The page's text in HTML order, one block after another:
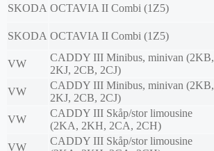
SKODA OCTAVIA II Combi (1Z5)
SKODA OCTAVIA II Combi (1Z5)
VW
CADDY III Minibus, minivan (2KB,
2KJ, 2CB, 2CJ)
VW
CADDY III Minibus, minivan (2KB,
2KJ, 2CB, 2CJ)
VW
CADDY III Skåp/stor limousine
(2KA, 2KH, 2CA, 2CH)
VW
CADDY III Skåp/stor limousine